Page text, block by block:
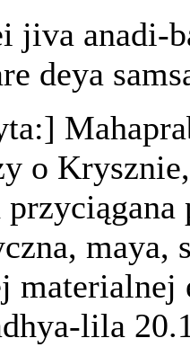
jiva anadi-
deya
o
maya,
materialnej
lila